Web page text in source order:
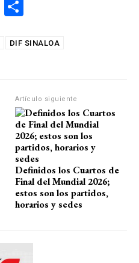
E
ail m
tir
DIF SINALOA
Artículo siguiente
Definidos los Cuartos de
Final del Mundial 2026;
estos son los partidos,
horarios y sedes